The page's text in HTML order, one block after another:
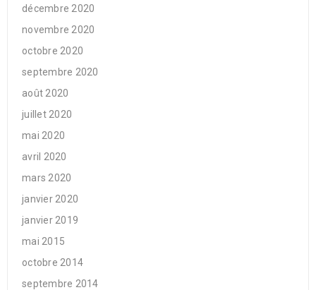
décembre 2020
novembre 2020
octobre 2020
septembre 2020
août 2020
juillet 2020
mai 2020
avril 2020
mars 2020
janvier 2020
janvier 2019
mai 2015
octobre 2014
septembre 2014